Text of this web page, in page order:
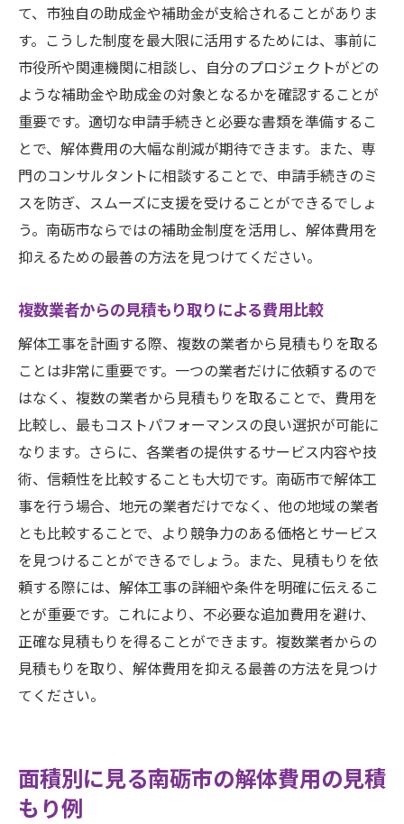
て、市独自の助成金や補助金が支給されることがありま
す。こうした制度を最大限に活用するためには、事前に
市役所や関連機関に相談し、自分のプロジェクトがどの
ような補助金や助成金の対象となるかを確認することが
重要です。適切な申請手続きと必要な書類を準備するこ
とで、解体費用の大幅な削減が期待できます。また、専
門のコンサルタントに相談することで、申請手続きのミ
スを防ぎ、スムーズに支援を受けることができるでしょ
う。南砺市ならではの補助金制度を活用し、解体費用を
抑えるための最善の方法を見つけてください。
複数業者からの見積もり取りによる費用比較
解体工事を計画する際、複数の業者から見積もりを取る
ことは非常に重要です。一つの業者だけに依頼するので
はなく、複数の業者から見積もりを取ることで、費用を
比較し、最もコストパフォーマンスの良い選択が可能に
なります。さらに、各業者の提供するサービス内容や技
術、信頼性を比較することも大切です。南砺市で解体工
事を行う場合、地元の業者だけでなく、他の地域の業者
とも比較することで、より競争力のある価格とサービス
を見つけることができるでしょう。また、見積もりを依
頼する際には、解体工事の詳細や条件を明確に伝えるこ
とが重要です。これにより、不必要な追加費用を避け、
正確な見積もりを得ることができます。複数業者からの
見積もりを取り、解体費用を抑える最善の方法を見つけ
てください。
面積別に見る南砺市の解体費用の見積
もり例